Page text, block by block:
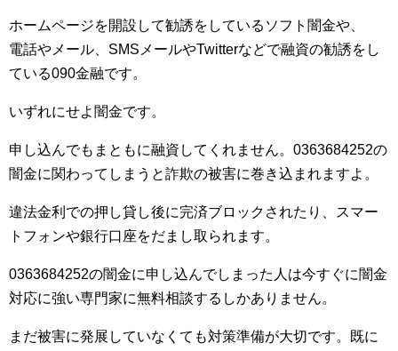
ホームページを開設して勧誘をしているソフト闇金や、
電話やメール、SMSメールやTwitterなどで融資の勧誘をし
ている090金融です。
いずれにせよ闇金です。
申し込んでもまともに融資してくれません。0363684252の
闇金に関わってしまうと詐欺の被害に巻き込まれますよ。
違法金利での押し貸し後に完済ブロックされたり、スマー
トフォンや銀行口座をだまし取られます。
0363684252の闇金に申し込んでしまった人は今すぐに闇金
対応に強い専門家に無料相談するしかありません。
まだ被害に発展していなくても対策準備が大切です。既に